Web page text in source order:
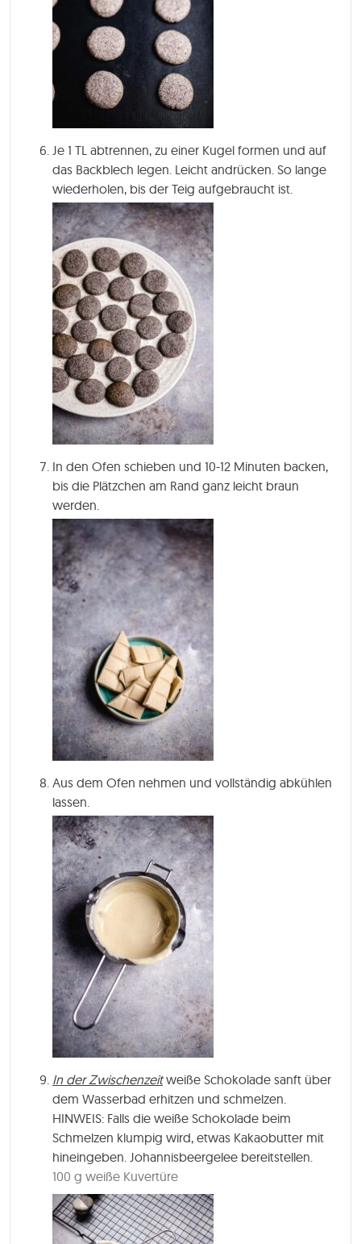
Je 1 TL abtrennen, zu einer Kugel formen und auf
das Backblech legen. Leicht andrücken. So lange
wiederholen, bis der Teig aufgebraucht ist.
In den Ofen schieben und 10-12 Minuten backen,
bis die Plätzchen am Rand ganz leicht braun
werden.
Aus dem Ofen nehmen und vollständig abkühlen
lassen.
In der Zwischenzeitweiße Schokolade sanft über
dem Wasserbad erhitzen und schmelzen.
HINWEIS: Falls die weiße Schokolade beim
Schmelzen klumpig wird, etwas Kakaobutter mit
hineingeben. Johannisbeergelee bereitstellen.
100 g weiße Kuvertüre